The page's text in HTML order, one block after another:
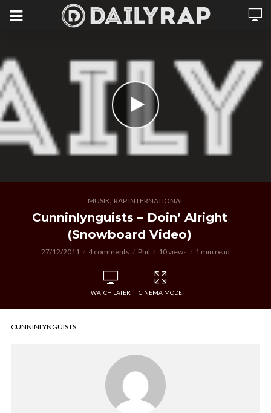
MUSIK, RAP INTERNATIONAL
Cunninlynguists – Doin’ Alright
(Snowboard Video)
27/12/2011 4 comments Phil 10 views 1 min read
WATCH LATER CINEMA MODE
CUNNINLYNGUISTS